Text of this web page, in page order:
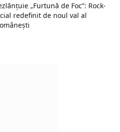
„Furtună de Foc”: Rock-
redefinit de noul val al